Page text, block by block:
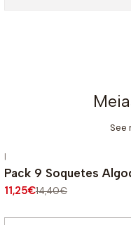
See
|
Pack 9 Soquetes
11,25€14,40€